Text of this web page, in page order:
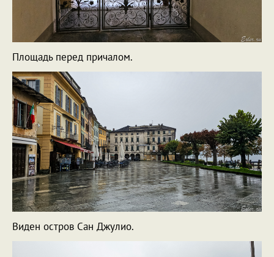
Площадь перед причалом.
Виден остров Сан Джулио.